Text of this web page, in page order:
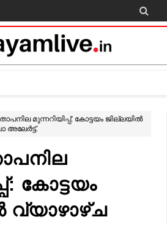

മുന്നറിയിപ്പ്: കോട്ടയം ജില്ലയിൽ
അലേർട്ട്.
കോട്ടയം
വ്യാഴാഴ്ച